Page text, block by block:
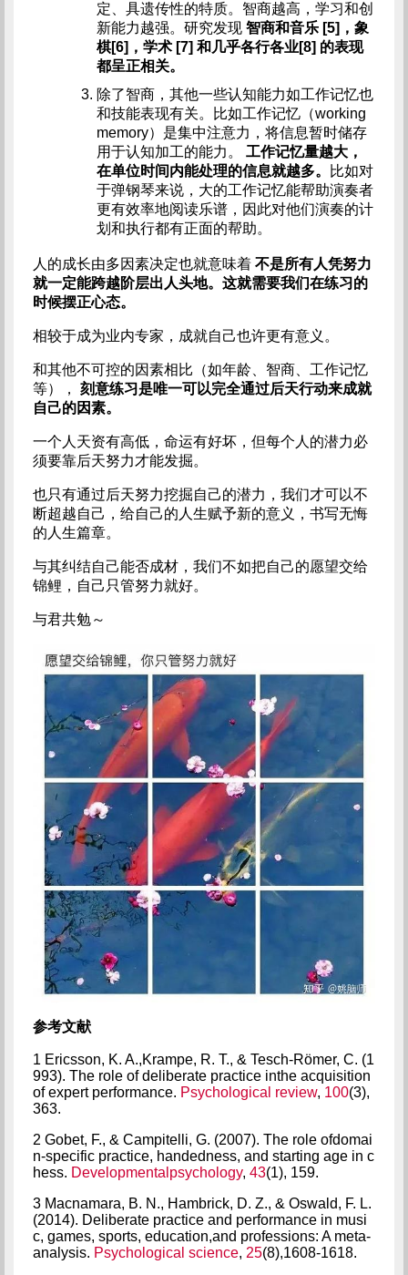
定、具遗传性的特质。智商越高，学习和创
新能力越强。研究发现 智商和音乐 [5]，象
棋[6]，学术 [7] 和几乎各行各业[8] 的表现
都呈正相关。
除了智商，其他一些认知能力如工作记忆也
和技能表现有关。比如工作记忆（working
memory）是集中注意力，将信息暂时储存
用于认知加工的能力。 工作记忆量越大，
在单位时间内能处理的信息就越多。
比如对
于弹钢琴来说，大的工作记忆能帮助演奏者
更有效率地阅读乐谱，因此对他们演奏的计
划和执行都有正面的帮助。
人的成长由多因素决定也就意味着 不是所有人凭努力
就一定能跨越阶层出人头地。这就需要我们在练习的
时候摆正心态。
相较于成为业内专家，成就自己也许更有意义。
和其他不可控的因素相比（如年龄、智商、工作记忆
等）， 刻意练习是唯一可以完全通过后天行动来成就
自己的因素。
一个人天资有高低，命运有好坏，但每个人的潜力必
须要靠后天努力才能发掘。
也只有通过后天努力挖掘自己的潜力，我们才可以不
断超越自己，给自己的人生赋予新的意义，书写无悔
的人生篇章。
与其纠结自己能否成材，我们不如把自己的愿望交给
锦鲤，自己只管努力就好。
与君共勉～
参考文献
1 Ericsson, K. A.,Krampe, R. T., & Tesch-Römer, C. (1
993). The role of deliberate practice inthe acquisition
of expert performance. Psychological review, 100(3),
363.
2 Gobet, F., & Campitelli, G. (2007). The role ofdomai
n-specific practice, handedness, and starting age in c
hess. Developmentalpsychology, 43(1), 159.
3 Macnamara, B. N., Hambrick, D. Z., & Oswald, F. L.
(2014). Deliberate practice and performance in musi
c, games, sports, education,and professions: A meta-
analysis. Psychological science, 25(8),1608-1618.